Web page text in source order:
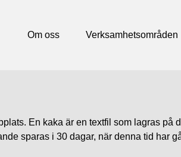
Om oss Verksamhetsområden
En kaka är en textfil som lagras på
sparas i 30 dagar, när denna tid har